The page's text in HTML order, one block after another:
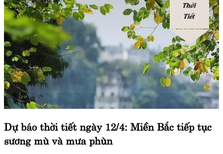
Thời
Tiết
Dự báo thời tiết ngày 12/4: Miền Bắc tiếp tục
sương mù và mưa phùn